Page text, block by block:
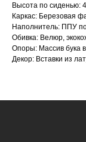
Высота по сиденью:
Каркас: Березовая
Наполнитель: ППУ
Обивка: Велюр,
Опоры: Массив бука
Декор: Вставки из
Воспользуйтесь
чтобы связаться
Оставьте данные